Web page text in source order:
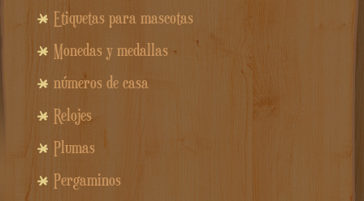
Etiquetas para mascotas
Monedas y medallas
números de casa
Relojes
Plumas
Pergaminos